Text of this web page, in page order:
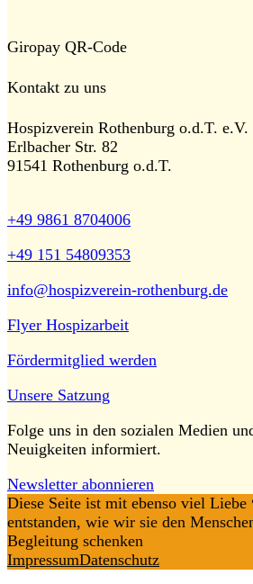
Giropay QR-Code
Kontakt zu uns
Hospizverein Rothenburg o.d.T. e.V.
Erlbacher Str. 82
91541 Rothenburg o.d.T.
+49 9861 8704006
+49 151 54809353
info@hospizverein-rothenburg.de
Flyer Hospizarbeit
Fördermitglied werden
Unsere Satzung
Folge uns in den sozialen Medien
Neuigkeiten informiert.
Newsletter abonnieren
Diese Seite ist mit ebenso viel
entstanden, wie wir sie den
Begleitung schenken
ImpressumDatenschutz